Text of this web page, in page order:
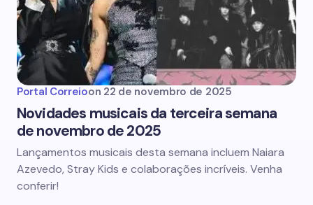
Portal Correioon 22 de novembro de 2025
Novidades musicais da terceira semana
de novembro de 2025
Lançamentos musicais desta semana incluem Naiara
Azevedo, Stray Kids e colaborações incríveis. Venha
conferir!